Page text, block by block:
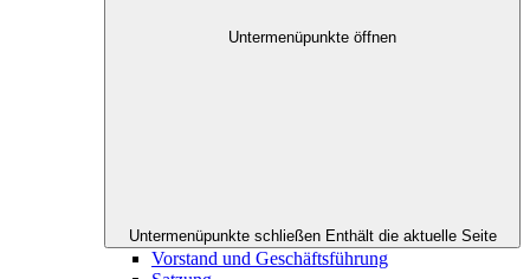
Untermenüpunkte öffnen
Untermenüpunkte schließen Enthält die aktuelle Seite
Vorstand und Geschäftsführung